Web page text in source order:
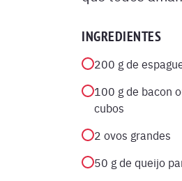
INGREDIENTES
200 g de
100 g de bacon
cubos
2 ovos grandes
50 g de queijo